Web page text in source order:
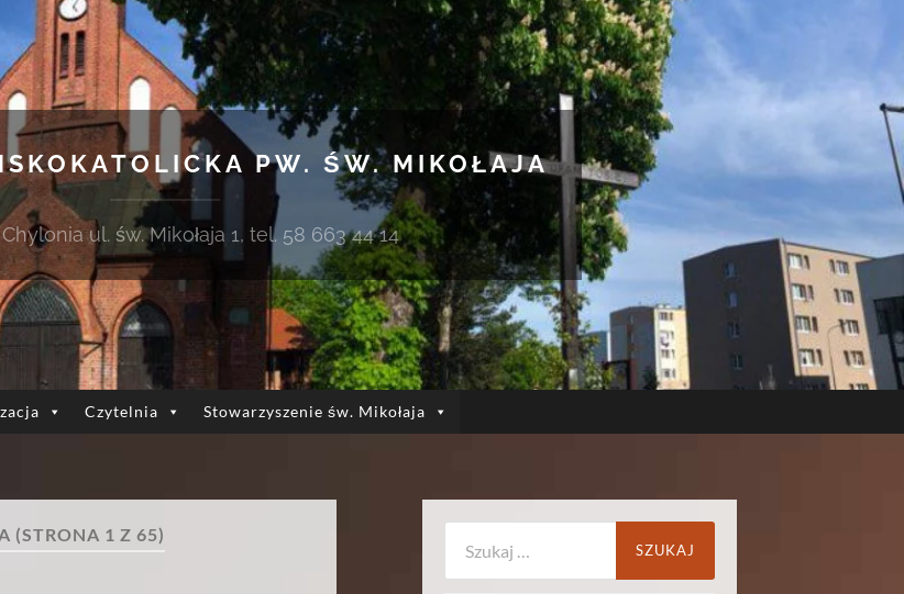
PW. ŚW. MIKOŁAJA
ul. św. Mikołaja 1, tel. 58 663 44 14
Czytelnia Stowarzyszenie św. Mikołaja
(STRONA 1 Z 65)